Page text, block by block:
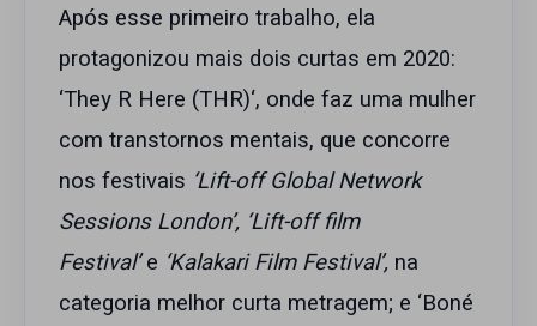
Após esse primeiro trabalho, ela
protagonizou mais dois curtas em 2020:
‘They R Here (THR)‘, onde faz uma mulher
com transtornos mentais, que concorre
nos festivais ‘Lift-off Global Network
Sessions London’, ‘Lift-off film
Festival’e ‘Kalakari Film Festival’, na
categoria melhor curta metragem; e ‘Boné